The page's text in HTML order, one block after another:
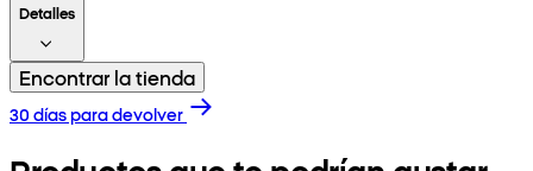
Detalles
Encontrar la tienda
30 días para devolver